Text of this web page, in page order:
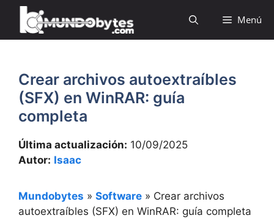
Saltar
contenido
Menú
Crear archivos autoextraíbles
(SFX) en WinRAR: guía
completa
Última actualización: 10/09/2025
Autor: Isaac
Mundobytes » Software » Crear archivos
autoextraíbles (SFX) en WinRAR: guía completa